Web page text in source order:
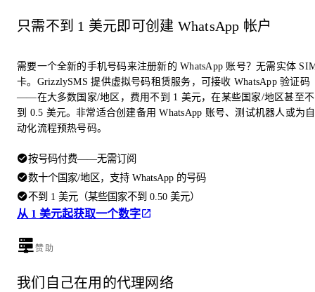
只需不到 1 美元即可创建 WhatsApp 帐户
需要一个全新的手机号码来注册新的 WhatsApp 账号？无需实体
卡。GrizzlySMS 提供虚拟号码租赁服务，可接收 WhatsApp 验证码
——在大多数国家/地区，费用不到 1 美元，在某些国家/地区甚至不
到 0.5 美元。非常适合创建备用 WhatsApp 账号、测试机器人或为自
动化流程预热号码。
按号码付费——无需订阅
数十个国家/地区，支持 WhatsApp 的号码
不到 1 美元（某些国家不到 0.50 美元）
从 1 美元起获取一个数字
赞助
我们自己在用的代理网络